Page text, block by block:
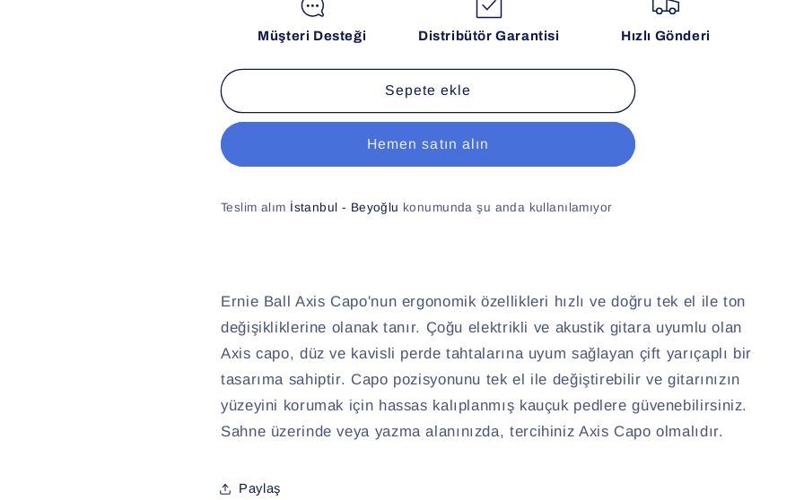
Müşteri Desteği Distribütör Garantisi Hızlı Gönderi
Sepete ekle
Hemen satın alın
Teslim alım İstanbul - Beyoğlu konumunda şu anda kullanılamıyor
Ernie Ball Axis Capo'nun ergonomik özellikleri hızlı ve doğru tek el ile ton
değişikliklerine olanak tanır. Çoğu elektrikli ve akustik gitara uyumlu olan
Axis capo, düz ve kavisli perde tahtalarına uyum sağlayan çift yarıçaplı bir
tasarıma sahiptir. Capo pozisyonunu tek el ile değiştirebilir ve gitarınızın
yüzeyini korumak için hassas kalıplanmış kauçuk pedlere güvenebilirsiniz.
Sahne üzerinde veya yazma alanınızda, tercihiniz Axis Capo olmalıdır.
Paylaş